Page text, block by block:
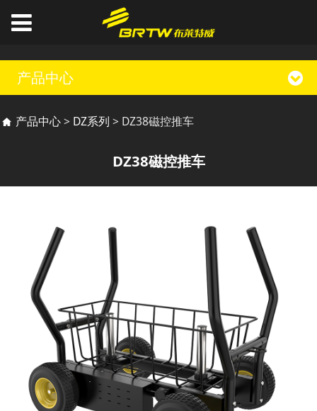
产品中心
DZ38磁控推车
产品中心> DZ系列 > DZ38磁控推车
DZ38磁控推车